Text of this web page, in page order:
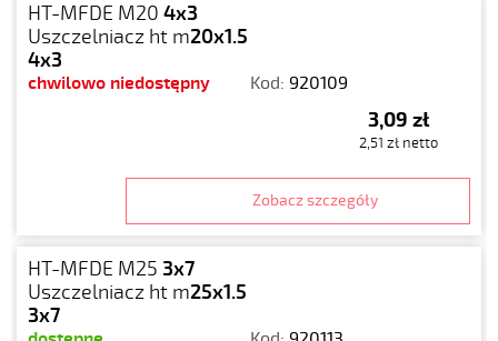
HT-MFDE M20 4x3
Uszczelniacz ht m20x1.5
4x3
chwilowo niedostępny Kod: 920109
3,09 zł
2,51 zł netto
Zobacz szczegóły
HT-MFDE M25 3x7
Uszczelniacz ht m25x1.5
3x7